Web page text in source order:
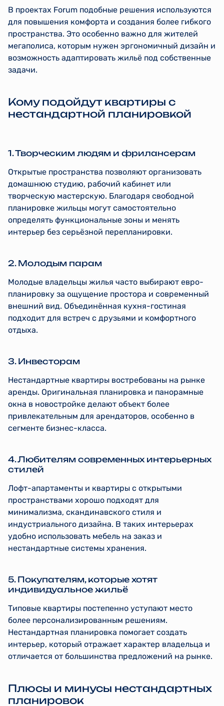
В проектах Forum подобные решения используются
для повышения комфорта и создания более гибкого
пространства. Это особенно важно для жителей
мегаполиса, которым нужен эргономичный дизайн и
возможность адаптировать жильё под собственные
задачи.
Кому подойдут квартиры с
нестандартной планировкой
1. Творческим людям и фрилансерам
Открытые пространства позволяют организовать
домашнюю студию, рабочий кабинет или
творческую мастерскую. Благодаря свободной
планировке жильцы могут самостоятельно
определять функциональные зоны и менять
интерьер без серьёзной перепланировки.
2. Молодым парам
Молодые владельцы жилья часто выбирают евро-
планировку за ощущение простора и современный
внешний вид. Объединённая кухня-гостиная
подходит для встреч с друзьями и комфортного
отдыха.
3. Инвесторам
Нестандартные квартиры востребованы на рынке
аренды. Оригинальная планировка и панорамные
окна в новостройке делают объект более
привлекательным для арендаторов, особенно в
сегменте бизнес-класса.
4. Любителям современных интерьерных
стилей
Лофт-апартаменты и квартиры с открытыми
пространствами хорошо подходят для
минимализма, скандинавского стиля и
индустриального дизайна. В таких интерьерах
удобно использовать мебель на заказ и
нестандартные системы хранения.
5. Покупателям, которые хотят
индивидуальное жильё
Типовые квартиры постепенно уступают место
более персонализированным решениям.
Нестандартная планировка помогает создать
интерьер, который отражает характер владельца и
отличается от большинства предложений на рынке.
Плюсы и минусы нестандартных
планировок